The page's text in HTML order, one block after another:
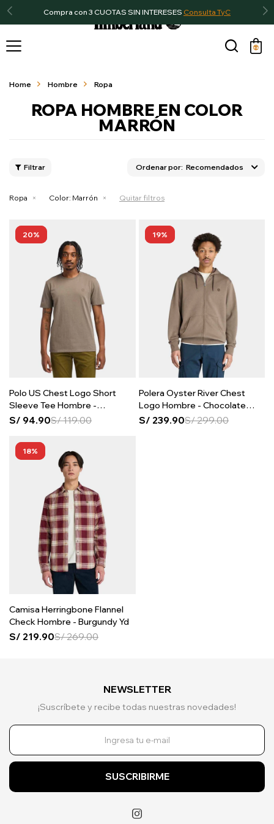
Compra con 3 CUOTAS SIN INTERESES Consulta TyC

Home Hombre Ropa
ROPA HOMBRE EN COLOR
MARRÓN
Recomendados
Ropa Color: Marrón Quitar filtros
20
Polo US Chest Logo Short
Sleeve Tee Hombre -
Chocolate Chip
S/ 94.90S/119.00
19
Polera Oyster River Chest
Logo Hombre - Chocolate
Chip
S/ 239.90S/299.00
18
Camisa Herringbone Flannel
Check Hombre - Burgundy Yd
S/ 219.90S/269.00
NEWSLETTER
¡Suscríbete y recibe todas nuestras novedades!
SUSCRIBIRME
